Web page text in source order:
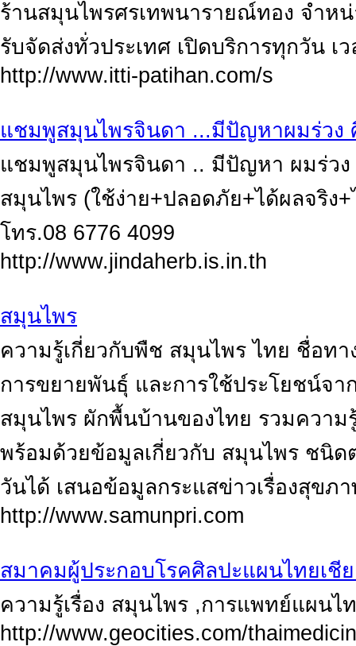
ร้านสมุนไพรศรเทพนารายณ์ทอง จำห
รับจัดส่งทั่วประเทศ เปิดบริการทุกวัน เ
http://www.itti-patihan.com/s
แชมพูสมุนไพรจินดา ...มีปัญหาผมร่วง
แชมพูสมุนไพรจินดา .. มีปัญหา ผมร่วง
สมุนไพร (ใช้ง่าย+ปลอดภัย+ได้ผลจริง
โทร.08 6776 4099
http://www.jindaherb.is.in.th
สมุนไพร
ความรู้เกี่ยวกับพืช สมุนไพร ไทย ชื่อท
การขยายพันธุ์ และการใช้ประโยชน์จ
สมุนไพร ผักพื้นบ้านของไทย รวมควา
พร้อมด้วยข้อมูลเกี่ยวกับ สมุนไพร ชนิด
วันได้ เสนอข้อมูลกระแสข่าวเรื่องสุขภ
http://www.samunpri.com
สมาคมผู้ประกอบโรคศิลปะแผนไทยเชี
ความรู้เรื่อง สมุนไพร ,การแพทย์แผน
http://www.geocities.com/